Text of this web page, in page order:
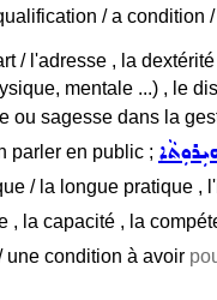
/ a condition
/ l'adresse , la
mentale ...) , le
ou sagesse dans la
parler en public ;
/ la longue pratique ,
, la capacité , la
une condition à avoir